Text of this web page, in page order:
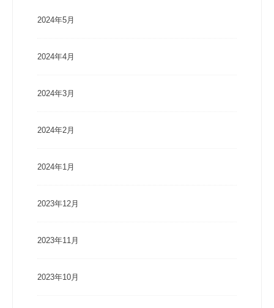
2024年5月
2024年4月
2024年3月
2024年2月
2024年1月
2023年12月
2023年11月
2023年10月